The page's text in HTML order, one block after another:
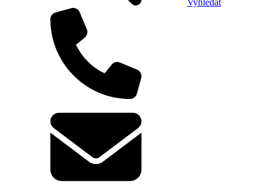
Vyhledat